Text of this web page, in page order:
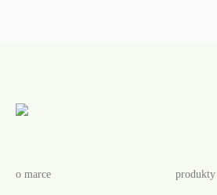
o marce produkty